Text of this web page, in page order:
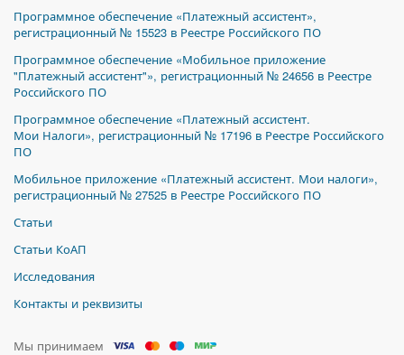
Программное обеспечение «Платежный ассистент»,
регистрационный № 15523 в Реестре Российского ПО
Программное обеспечение «Мобильное приложение
"Платежный ассистент"», регистрационный № 24656 в Реестре
Российского ПО
Программное обеспечение «Платежный ассистент.
Мои Налоги», регистрационный № 17196 в Реестре Российского
ПО
Мобильное приложение «Платежный ассистент. Мои налоги»,
регистрационный № 27525 в Реестре Российского ПО
Статьи
Статьи КоАП
Исследования
Контакты и реквизиты
Мы принимаем